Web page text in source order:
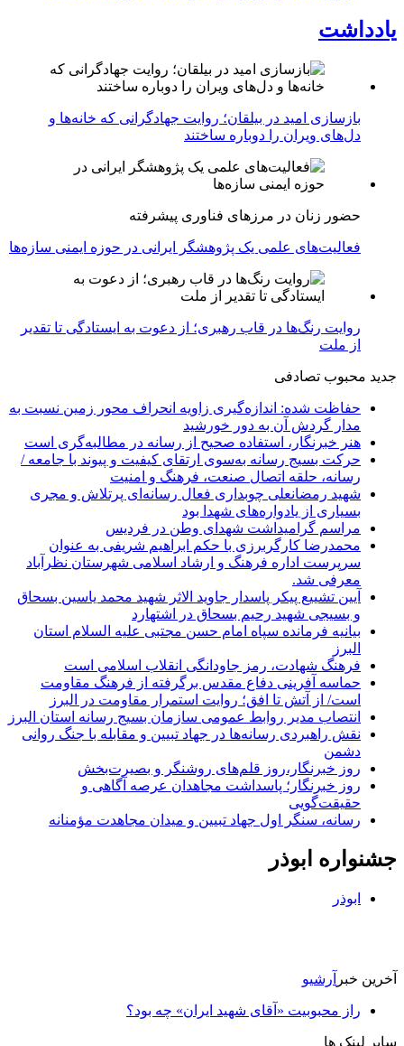
یادداشت
بازسازی امید در بیلقان؛ روایت جهادگرانی که خانه‌ها و
دل‌های ویران را دوباره ساختند
حضور زنان در مرزهای فناوری پیشرفته
فعالیت‌های علمی یک پژوهشگر ایرانی در حوزه ایمنی سازه‌ها
روایت رنگ‌ها در قاب رهبری؛ از دعوت به ایستادگی تا تقدیر
از ملت
جدید محبوب تصادفی
حفاظت شده: اندازه‌گیری زاویه انحراف محور زمین نسبت به
مدار گردش آن به دور خورشید
هنر خبرنگار، استفاده صحیح از رسانه در مطالبه‌گری است
حرکت بسیج رسانه به‌سوی ارتقای کیفیت و پیوند با جامعه /
رسانه، حلقه اتصال صنعت، فرهنگ و امنیت
شهید رمضانعلی چوبداری فعال رسانه‌ای پرتلاش و مجری
بسیاری از یادواره‌های شهدا بود
مراسم گرامیداشت شهدای وطن در فردیس
محمدرضا کارگربرزی با حکم ابراهیم شریفی به عنوان
سرپرست اداره فرهنگ و ارشاد اسلامی شهرستان نظرآباد
معرفی شد.
آیین تشییع پیکر پاسدار جاوید الاثر شهید محمد یاسین بسحاق
و بسیجی شهید رحیم بسحاق در اشتهارد
بیانیه فرمانده سپاه امام حسن مجتبی علیه السلام استان
البرز
فرهنگ شهادت، رمز جاودانگی انقلاب اسلامی است
حماسه آفرینی دفاع مقدس برگرفته از فرهنگ مقاومت
است/ از آتش تا افق؛ روایت استمرار مقاومت در البرز
انتصاب مدیر روابط عمومی سازمان بسیج رسانه استان البرز
نقش راهبردی رسانه‌ها در جهاد تبیین و مقابله با جنگ روانی
دشمن
روز خبرنگار،روز قلم‌های روشنگر و بصیرت‌بخش
روز خبرنگار؛ پاسداشت مجاهدان عرصه آگاهی و
حقیقت‌گویی
رسانه، سنگر اول جهاد تبیین و میدان مجاهدت مؤمنانه
جشنواره ابوذر
ابوذر
آخرین خبر آرشیو
راز محبوبیت «آقای شهید ایران» چه بود؟
سایر لینک ها